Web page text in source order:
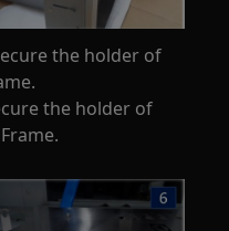
the holder of
the holder of